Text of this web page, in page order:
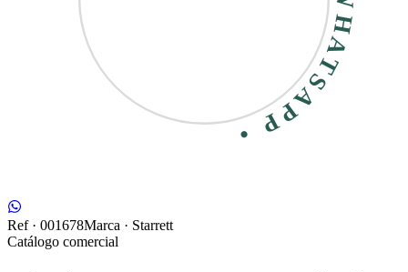
Ref · 001678Marca · Starrett
Catálogo comercial